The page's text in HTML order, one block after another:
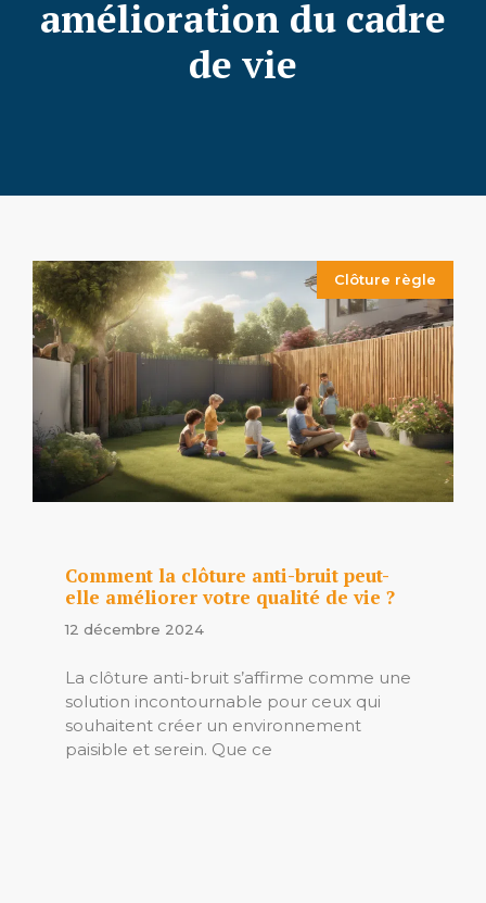
amélioration du cadre
de vie
Clôture règle
Comment la clôture anti-bruit peut-
elle améliorer votre qualité de vie ?
12 décembre 2024
La clôture anti-bruit s’affirme comme une
solution incontournable pour ceux qui
souhaitent créer un environnement
paisible et serein. Que ce